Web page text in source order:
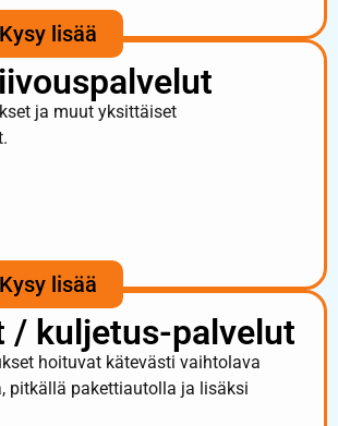
Kysy lisää
ja muut yksittäiset
Kysy lisää
/ kuljetus-palvelut
hoituvat kätevästi vaihtolava
pitkällä pakettiautolla ja lisäksi